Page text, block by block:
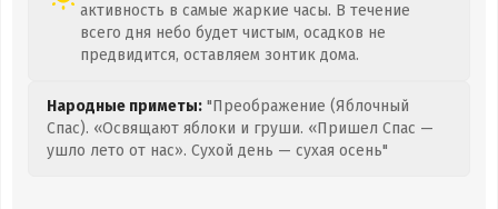
активность в самые жаркие часы. В течение
всего дня небо будет чистым, осадков не
предвидится, оставляем зонтик дома.
Народные приметы: "Преображение (Яблочный
Спас). «Освящают яблоки и груши. «Пришел Спас —
ушло лето от нас». Сухой день — сухая осень"